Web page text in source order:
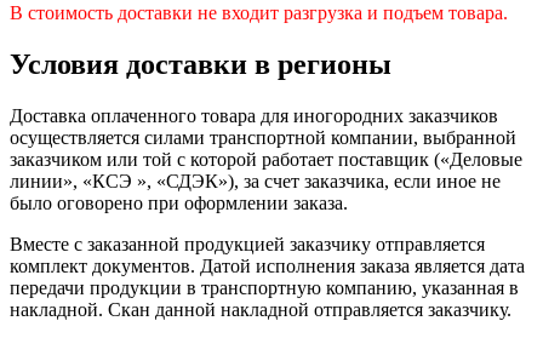
В стоимость доставки не входит разгрузка и подъем товара.
Условия доставки в регионы
Доставка оплаченного товара для иногородних заказчиков
осуществляется силами транспортной компании, выбранной
заказчиком или той с которой работает поставщик («Деловые
линии», «КСЭ », «СДЭК»), за счет заказчика, если иное не
было оговорено при оформлении заказа.
Вместе с заказанной продукцией заказчику отправляется
комплект документов. Датой исполнения заказа является дата
передачи продукции в транспортную компанию, указанная в
накладной. Скан данной накладной отправляется заказчику.